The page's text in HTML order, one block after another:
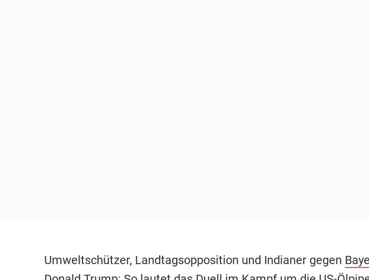
Umweltschützer, Landtagsopposition und Indianer gegen